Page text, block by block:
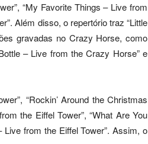
“My Favorite Things – Live from
Além disso, o repertório traz “Little
gravadas no Crazy Horse, como
– Live from the Crazy Horse” e
“Rockin’ Around the Christmas
the Eiffel Tower”, “What Are You
Live from the Eiffel Tower”. Assim, o